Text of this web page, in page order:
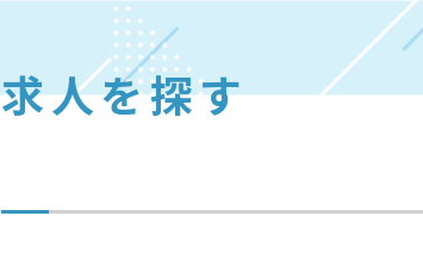
求人を探す